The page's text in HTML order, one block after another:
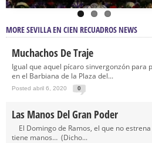
MORE SEVILLA EN CIEN RECUADROS NEWS
Muchachos De Traje
Igual que aquel pícaro sinvergonzón para
en el Barbiana de la Plaza del...
Posted abril 6, 2020 0
Las Manos Del Gran Poder
El Domingo de Ramos, el que no
tiene manos… (Dicho...